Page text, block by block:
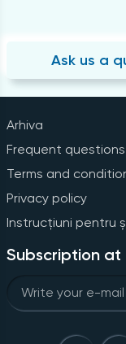
Ask us a
Arhiva
Frequent questions
Terms and
Privacy policy
Instrucțiuni pentru
Subscription at